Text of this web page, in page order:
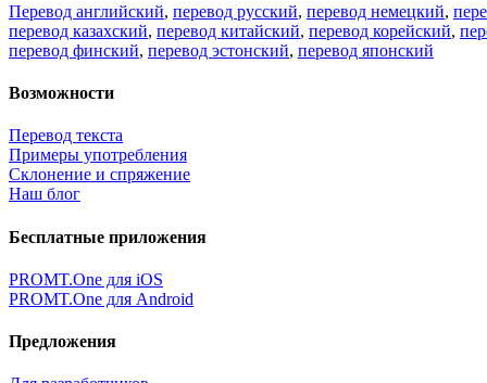
Перевод английский, перевод русский, перевод немецкий,
перевод казахский, перевод китайский, перевод корейский,
перевод финский, перевод эстонский, перевод японский
Возможности
Перевод текста
Примеры употребления
Склонение и спряжение
Наш блог
Бесплатные приложения
PROMT.One для iOS
PROMT.One для Android
Предложения